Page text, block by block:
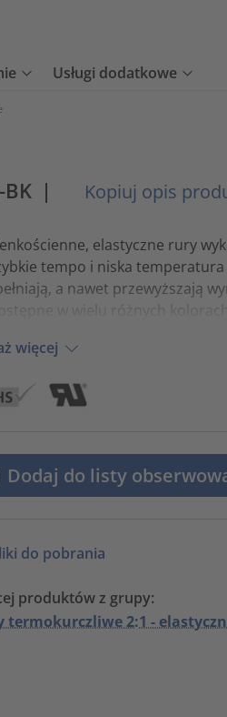
Usługi dodatkowe
| Kopiuj opis
elastyczne rury
tempo i niska
a nawet przewyższają
w wielu różnych
więcej
Dodaj do listy
do pobrania
produktów z grupy:
termokurczliwe 2:1 -